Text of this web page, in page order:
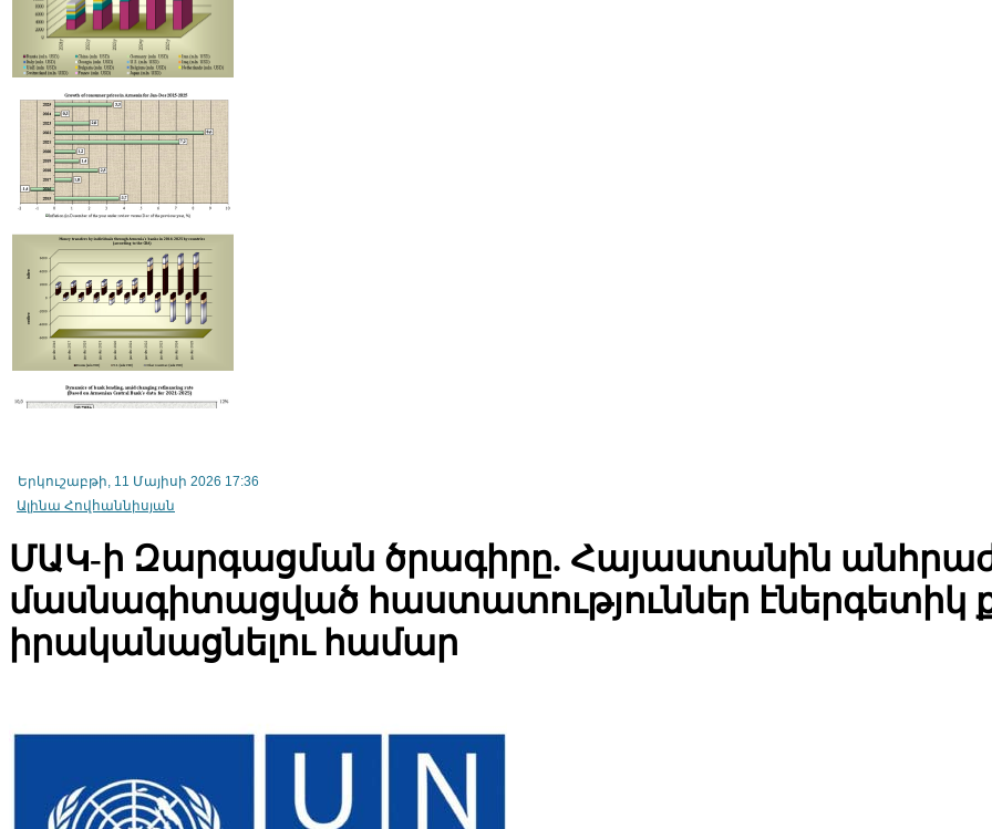
Երկուշաբթի, 11 Մայիսի 2026 17:36
Ալինա Հովհաննիսյան
ՄԱԿ-ի Զարգացման ծրագիրը. Հայաստանին
մասնագիտացված հաստատություններ էներգետիկ
իրականացնելու համար